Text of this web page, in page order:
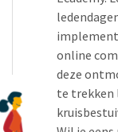
online
deze
te trekken